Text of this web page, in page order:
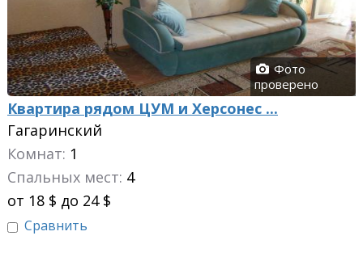
Фото
проверено
Квартира рядом ЦУМ и Херсонес ...
Гагаринский
Комнат: 1
Спальных мест: 4
от 18 $ до 24 $
Сравнить